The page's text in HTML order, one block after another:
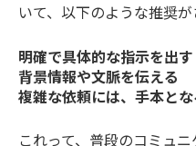
いて、以下のような推奨が
明確で具体的な指示を出す
背景情報や文脈を伝える
複雑な依頼には、手本と
これって、普段のコミュ